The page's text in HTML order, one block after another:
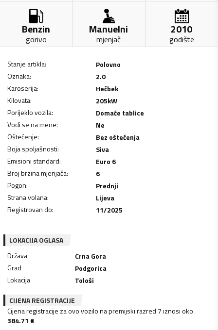
Benzin
gorivo
Manuelni
mjenjač
2010
godište
Stanje artikla:
Polovno
Oznaka:
2.0
Karoserija:
Hečbek
Kilovata: 205kW
Porijeklo vozila:
Domaće tablice
Vodi se na mene:
Ne
Oštećenje:
Bez oštećenja
Boja spoljašnosti:
Siva
Emisioni standard:
Euro 6
Broj brzina mjenjača:
6
Pogon:
Prednji
Strana volana:
Lijeva
Registrovan do: 11/2025
LOKACIJA OGLASA
Država
Crna Gora
Grad
Podgorica
Lokacija
Tološi
CIJENA REGISTRACIJE
Cijena registracije za ovo vozilo na premijski razred 7 iznosi oko
384.71 €